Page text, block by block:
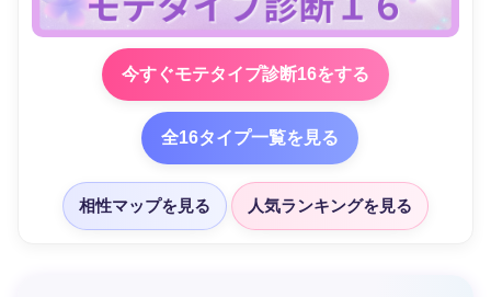
今すぐモテタイプ診断16をする
全16タイプ一覧を見る
相性マップを見る 人気ランキングを見る